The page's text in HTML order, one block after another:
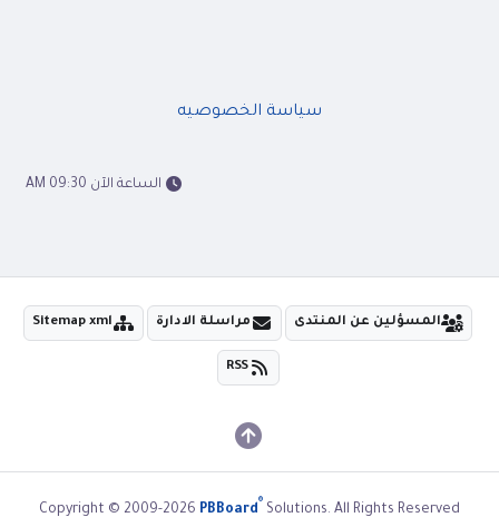
سياسة الخصوصيه
الساعة الآن 09:30 AM
المسؤلين عن المنتدى مراسلة الادارة Sitemap xml
RSS
Copyright © 2009-2026 PBBoard® Solutions. All Rights Reserved